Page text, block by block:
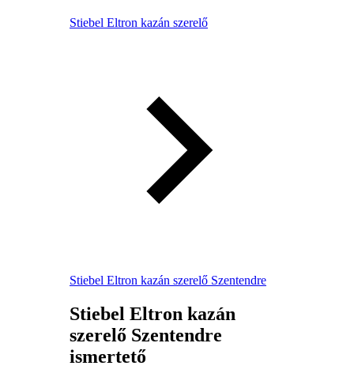
Stiebel Eltron kazán szerelő
Stiebel Eltron kazán szerelő Szentendre
Stiebel Eltron kazán
szerelő Szentendre
ismertető